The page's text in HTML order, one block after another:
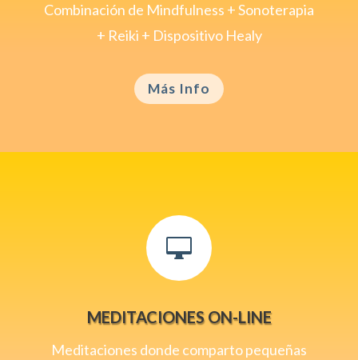
Combinación de Mindfulness + Sonoterapia
+ Reiki + Dispositivo Healy
Más Info

MEDITACIONES ON-LINE
Meditaciones donde comparto pequeñas